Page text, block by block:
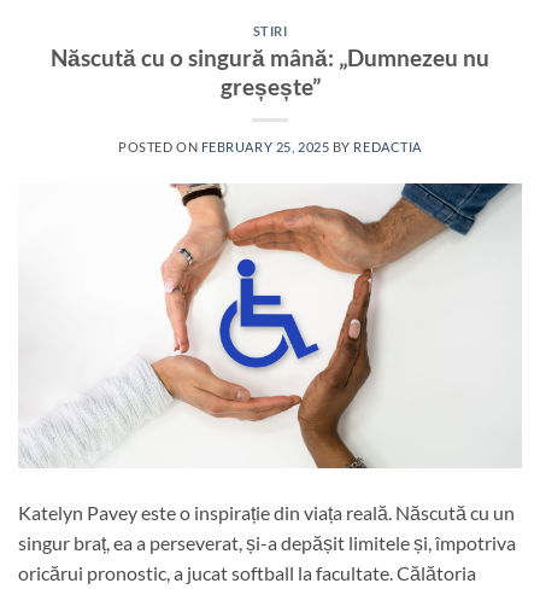
STIRI
Născută cu o singură mână: „Dumnezeu nu
greșește”
POSTED ON FEBRUARY 25, 2025 BY REDACTIA
Katelyn Pavey este o inspirație din viața reală. Născută cu un
singur braț, ea a perseverat, și-a depășit limitele și, împotriva
oricărui pronostic, a jucat softball la facultate. Călătoria